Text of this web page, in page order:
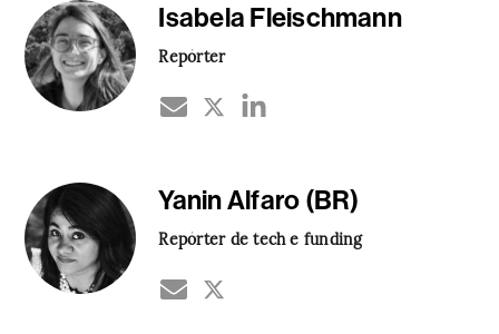
Isabela Fleischmann
Repórter
Yanin Alfaro (BR)
Repórter de tech e funding